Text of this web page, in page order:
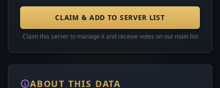
CLAIM & ADD TO SERVER LIST
Claim this server to manage it and receive votes on our main list
ABOUT THIS DATA